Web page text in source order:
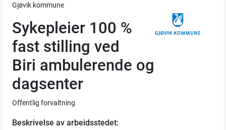
Gjøvik kommune
Sykepleier 100 %
fast stilling ved
Biri ambulerende og
dagsenter
Offentlig forvaltning
Beskrivelse av arbeidsstedet: